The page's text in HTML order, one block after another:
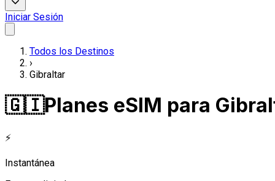
Iniciar Sesión
Todos los Destinos
›
Gibraltar
🇬🇮Planes eSIM para
⚡
Instantánea